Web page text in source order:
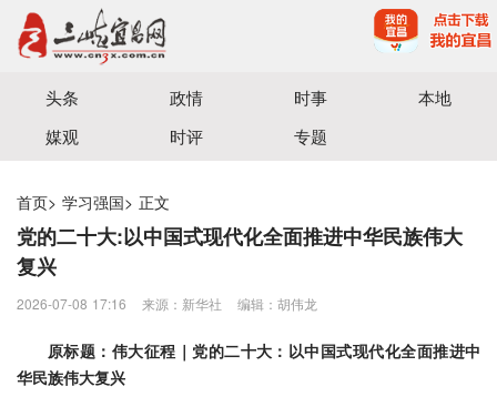
宜昌三峡融媒体中心主办
头条 政情 时事
本地
媒观
时评 专题
首页> 学习强国> 正文
党的二十大:以中国式现代化全面推进中华民族伟大
复兴
2026-07-08 17:16 来源：新华社 编辑：胡伟龙
原标题：伟大征程｜党的二十大：以中国式现代化全面推进中
华民族伟大复兴